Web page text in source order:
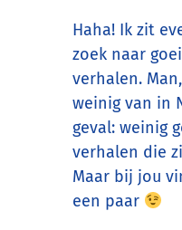
Haha! Ik zit
zoek naar
verhalen.
weinig van in
geval: weinig
verhalen die
Maar bij jou
een paar